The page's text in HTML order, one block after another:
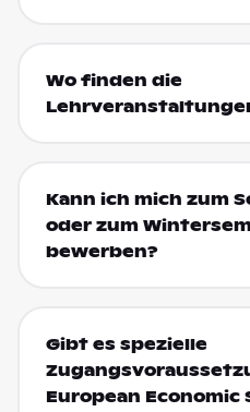
Wo finden die
Kann ich mich zum
oder zum
bewerben?
Gibt es spezielle
European Economic